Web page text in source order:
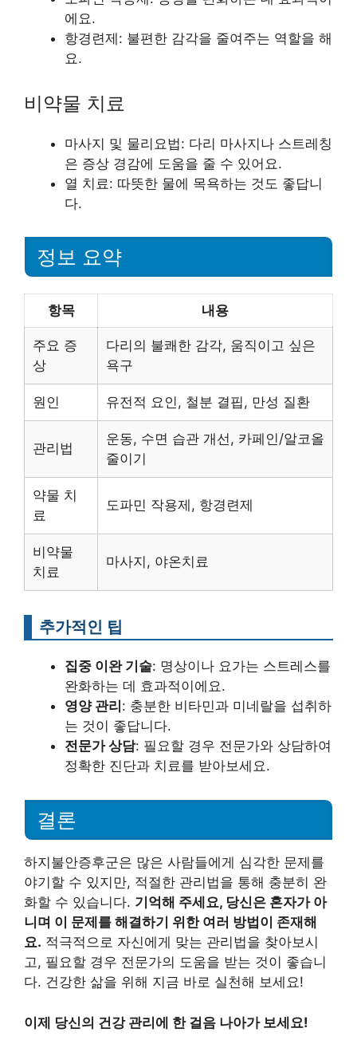
에요.
항경련제: 불편한 감각을 줄여주는 역할을 해
요.
비약물 치료
마사지 및 물리요법: 다리 마사지나 스트레칭
은 증상 경감에 도움을 줄 수 있어요.
열 치료: 따뜻한 물에 목욕하는 것도 좋답니
다.
정보 요약
항목 내용
주요 증
상
다리의 불쾌한 감각, 움직이고 싶은
욕구
원인 유전적 요인, 철분 결핍, 만성 질환
관리법
운동, 수면 습관 개선, 카페인/알코올
줄이기
약물 치
료
도파민 작용제, 항경련제
비약물
치료
마사지, 야온치료
추가적인 팁
집중 이완 기술: 명상이나 요가는 스트레스를
완화하는 데 효과적이에요.
영양 관리 : 충분한 비타민과 미네랄을 섭취하
는 것이 좋답니다.
전문가 상담: 필요할 경우 전문가와 상담하여
정확한 진단과 치료를 받아보세요.
결론
하지불안증후군은 많은 사람들에게 심각한 문제를
야기할 수 있지만, 적절한 관리법을 통해 충분히 완
화할 수 있습니다. 기억해 주세요, 당신은 혼자가 아
니며 이 문제를 해결하기 위한 여러 방법이 존재해
요. 적극적으로 자신에게 맞는 관리법을 찾아보시
고, 필요할 경우 전문가의 도움을 받는 것이 좋습니
다. 건강한 삶을 위해 지금 바로 실천해 보세요!
이제 당신의 건강 관리에 한 걸음 나아가 보세요!